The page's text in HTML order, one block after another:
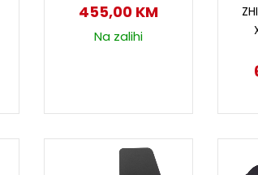
455,00 KM
Na zalihi